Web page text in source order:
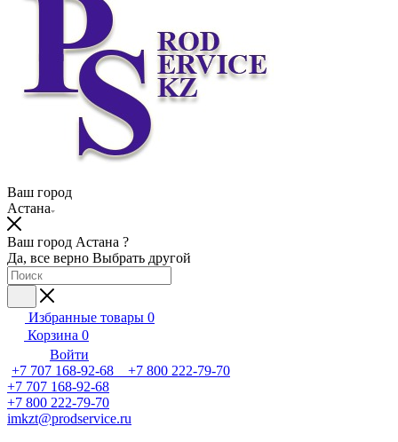
Ваш город
Астана
Ваш город Астана ?
Да, все верно Выбрать другой
Избранные товары 0
Корзина 0
Войти
+7 707 168-92-68 +7 800 222-79-70
+7 707 168-92-68
+7 800 222-79-70
imkzt@prodservice.ru